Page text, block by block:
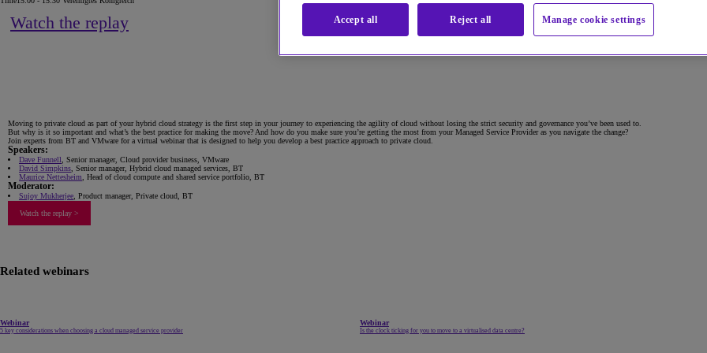
Watch the replay
Moving to private cloud as part of your hybrid cloud strategy is the first step in your journey to experiencing the agility of cloud without losing the strict security and governance you’ve been used to.
But why is it so important and what’s the best practice for making the move? And how do you make sure you’re getting the most from your Managed Service Provider as you navigate the change?
Join experts from BT and VMware for a virtual webinar that is designed to help you develop a best practice approach to private cloud.
Speakers:
Dave Funnell , Senior manager, Cloud provider business, VMware
David Simpkins , Senior manager, Hybrid cloud managed services, BT
Maurice Nettesheim , Head of cloud compute and shared service portfolio, BT
Moderator:
Sujoy Mukherjee , Product manager, Private cloud, BT
Watch the replay >
Related webinars
Webinar
5 key considerations when choosing a cloud managed service provider
Webinar
Is the clock ticking for you to move to a virtualised data centre?
Manage cookie settings
Reject all
Accept all